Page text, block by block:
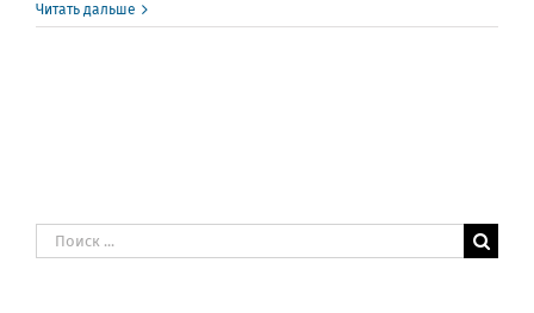
Читать дальше
Результат
поиска: